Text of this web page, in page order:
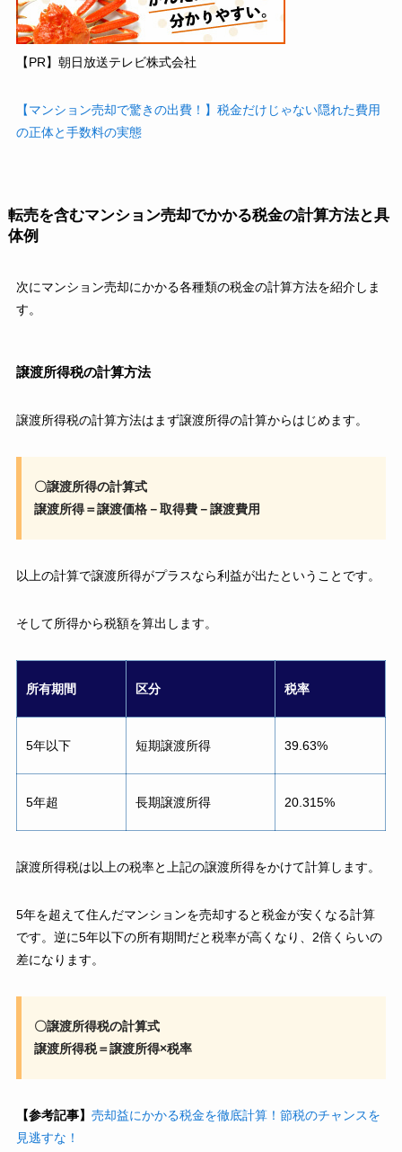
【PR】朝日放送テレビ株式会社
【マンション売却で驚きの出費！】税金だけじゃない隠れた費用
の正体と手数料の実態
転売を含むマンション売却でかかる税金の計算方法と具
体例
次にマンション売却にかかる各種類の税金の計算方法を紹介しま
す。
譲渡所得税の計算方法
譲渡所得税の計算方法はまず譲渡所得の計算からはじめます。
〇譲渡所得の計算式
譲渡所得＝譲渡価格－取得費－譲渡費用
以上の計算で譲渡所得がプラスなら利益が出たということです。
そして所得から税額を算出します。
所有期間 区分 税率
5年以下 短期譲渡所得 39.63%
5年超 長期譲渡所得 20.315%
譲渡所得税は以上の税率と上記の譲渡所得をかけて計算します。
5年を超えて住んだマンションを売却すると税金が安くなる計算
です。逆に5年以下の所有期間だと税率が高くなり、2倍くらいの
差になります。
〇譲渡所得税の計算式
譲渡所得税＝譲渡所得×税率
【参考記事】 売却益にかかる税金を徹底計算！節税のチャンスを
見逃すな！